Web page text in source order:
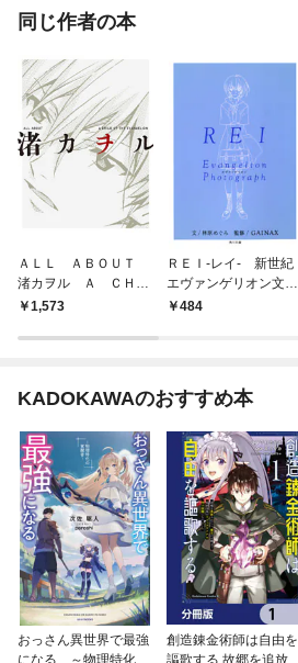
同じ作者の本
ＡＬＬ ＡＢＯＵＴ
渚カヲル Ａ ＣＨＩ
ＬＤ ＯＦ ＴＨＥ
1,573
ＲＥＩ‐レイ‐ 新世紀
エヴァンゲリオン文庫
写真集
484
KADOKAWAのおすすめ本
おっさん異世界で最強
創造錬金術師は自由を